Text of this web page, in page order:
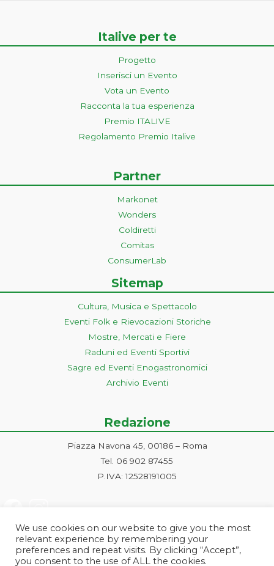
Italive per te
Progetto
Inserisci un Evento
Vota un Evento
Racconta la tua esperienza
Premio ITALIVE
Regolamento Premio Italive
Partner
Markonet
Wonders
Coldiretti
Comitas
ConsumerLab
Sitemap
Cultura, Musica e Spettacolo
Eventi Folk e Rievocazioni Storiche
Mostre, Mercati e Fiere
Raduni ed Eventi Sportivi
Sagre ed Eventi Enogastronomici
Archivio Eventi
Redazione
Piazza Navona 45, 00186 – Roma
Tel. 06 902 87455
P.IVA: 12528191005
We use cookies on our website to give you the most
relevant experience by remembering your
preferences and repeat visits. By clicking “Accept”,
you consent to the use of ALL the cookies.